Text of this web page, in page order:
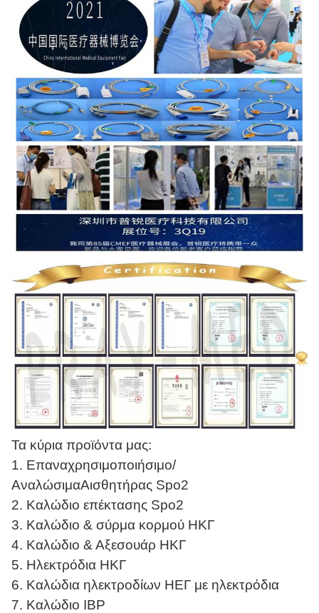
Τα κύρια προϊόντα μας:
1. Επαναχρησιμοποιήσιμο/
ΑναλώσιμαΑισθητήρας Spo2
2. Καλώδιο επέκτασης Spo2
3. Καλώδιο & σύρμα κορμού ΗΚΓ
4. Καλώδιο & Αξεσουάρ ΗΚΓ
5. Ηλεκτρόδια ΗΚΓ
6. Καλώδια ηλεκτροδίων ΗΕΓ με ηλεκτρόδια
7. Καλώδιο IBP